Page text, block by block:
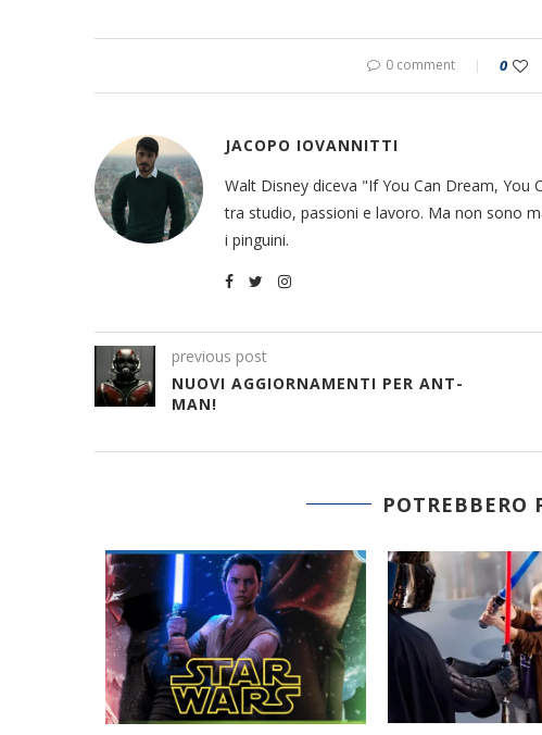
0 comment 0
JACOPO IOVANNITTI
Walt Disney diceva "If You Can Dream,
tra studio, passioni e lavoro. Ma non sono
i pinguini.
previous post
NUOVI AGGIORNAMENTI PER ANT-
MAN!
POTREBBERO